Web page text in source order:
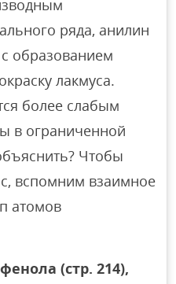
ряда, анилин
образованием
лакмуса.
более слабым
в ограниченной
Чтобы
вспомним взаимное
атомов
(стр. 214),